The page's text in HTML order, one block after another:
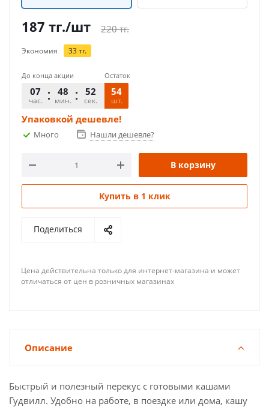
187 тг./шт 220тг.
Экономия 33тг.
До конца акции
07
час.
48
мин.
52
сек.
Остаток
54
шт.
Упаковкой дешевле!
Много Нашли дешевле?
В корзину
Купить в 1 клик
Поделиться
Цена действительна только для интернет-магазина и может
отличаться от цен в розничных магазинах
Описание
Быстрый и полезный перекус с готовыми кашами
Гудвилл. Удобно на работе, в поездке или дома, кашу